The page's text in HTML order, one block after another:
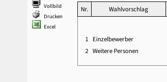
Vollbild
Drucken
Excel
Nr.
Wahlvorschlag
1 Einzelbewerber
2 Weitere Personen